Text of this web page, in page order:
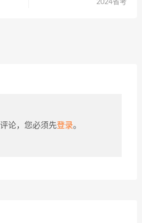
2024省考
论，您必须先登录。